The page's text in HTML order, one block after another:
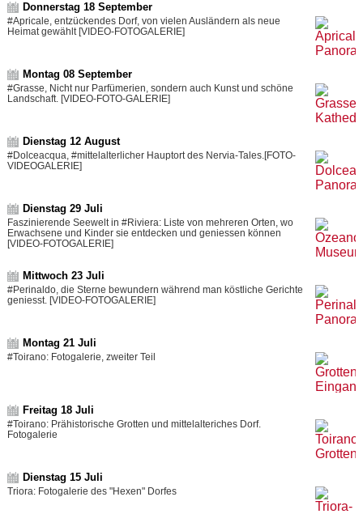
Donnerstag 18 September
#Apricale, entzückendes Dorf, von vielen Ausländern als neue
Heimat gewählt [VIDEO-FOTOGALERIE]
Montag 08 September
#Grasse, Nicht nur Parfümerien, sondern auch Kunst und schöne
Landschaft. [VIDEO-FOTO-GALERIE]
Dienstag 12 August
#Dolceacqua, #mittelalterlicher Hauptort des Nervia-Tales.[FOTO-
VIDEOGALERIE]
Dienstag 29 Juli
Faszinierende Seewelt in #Riviera: Liste von mehreren Orten, wo
Erwachsene und Kinder sie entdecken und geniessen können
[VIDEO-FOTOGALERIE]
Mittwoch 23 Juli
#Perinaldo, die Sterne bewundern während man köstliche Gerichte
geniesst. [VIDEO-FOTOGALERIE]
Montag 21 Juli
#Toirano: Fotogalerie, zweiter Teil
Freitag 18 Juli
#Toirano: Prähistorische Grotten und mittelalteriches Dorf.
Fotogalerie
Dienstag 15 Juli
Triora: Fotogalerie des "Hexen" Dorfes